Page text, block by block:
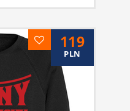
119
PLN